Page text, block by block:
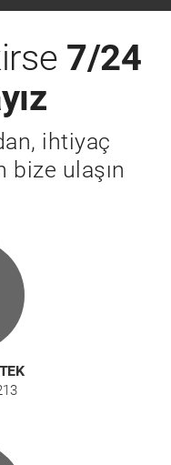
7/24
ihtiyaç
bize ulaşın